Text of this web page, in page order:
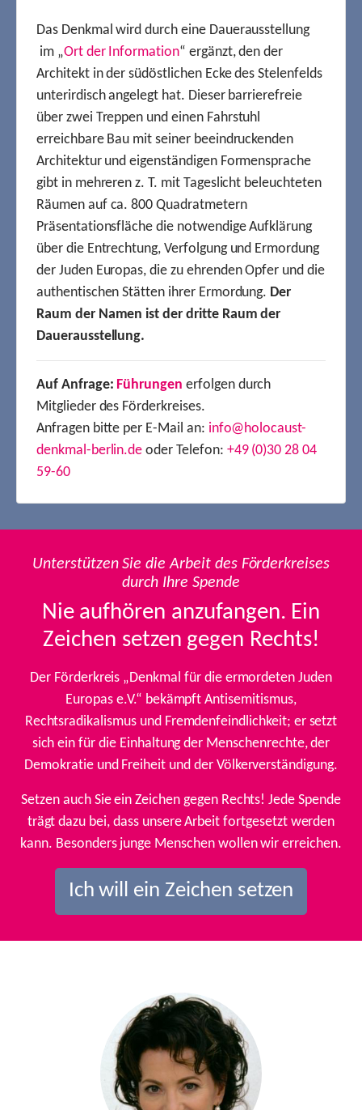
Das Denkmal wird durch eine Dauerausstellung
im „Ort der Information“ ergänzt, den der
Architekt in der südöstlichen Ecke des Stelenfelds
unterirdisch angelegt hat. Dieser barrierefreie
über zwei Treppen und einen Fahrstuhl
erreichbare Bau mit seiner beeindruckenden
Architektur und eigenständigen Formensprache
gibt in mehreren z. T. mit Tageslicht beleuchteten
Räumen auf ca. 800 Quadratmetern
Präsentationsfläche die notwendige Aufklärung
über die Entrechtung, Verfolgung und Ermordung
der Juden Europas, die zu ehrenden Opfer und die
authentischen Stätten ihrer Ermordung. Der
Raum der Namen ist der dritte Raum der
Dauerausstellung.
Auf Anfrage: Führungen erfolgen durch
Mitglieder des Förderkreises.
Anfragen bitte per E-Mail an: info@holocaust-
denkmal-berlin.de oder Telefon: +49 (0)30 28 04
59-60
Unterstützen Sie die Arbeit des Förderkreises
durch Ihre Spende
Nie aufhören anzufangen. Ein
Zeichen setzen gegen Rechts!
Der Förderkreis „Denkmal für die ermordeten Juden
Europas e.V.“ bekämpft Antisemitismus,
Rechtsradikalismus und Fremdenfeindlichkeit; er setzt
sich ein für die Einhaltung der Menschenrechte, der
Demokratie und Freiheit und der Völkerverständigung.
Setzen auch Sie ein Zeichen gegen Rechts! Jede Spende
trägt dazu bei, dass unsere Arbeit fortgesetzt werden
kann. Besonders junge Menschen wollen wir erreichen.
Ich will ein Zeichen setzen